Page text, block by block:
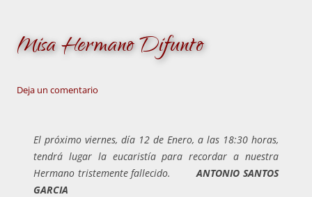
Misa Hermano Difunto
Deja un comentario
El próximo viernes, día 12 de Enero, a las 18:30 horas,
tendrá lugar la eucaristía para recordar a nuestra
Hermano tristemente fallecido.ANTONIO SANTOS
GARCIA